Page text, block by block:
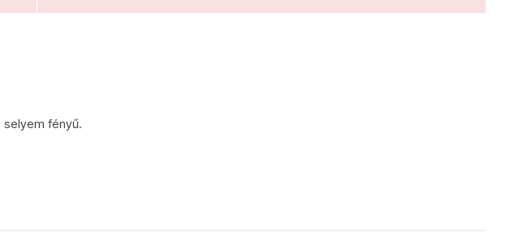
selyem fényű.